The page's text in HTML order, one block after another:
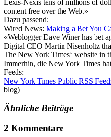
Lexis-Nexis tens of millions of
content free over the Web.»
Dazu passend:
Wired News: Making a Bet You
«Weblogger Dave Winer has bet
Digital CEO Martin Nisenholtz
The New York Times‘ website in
Immerhin, die New York Times
Feeds:
New York Times Public RSS
blog)
Ähnliche Beiträge
2 Kommentare